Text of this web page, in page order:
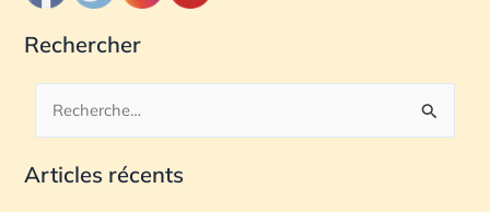
Rechercher
c
Articles récents